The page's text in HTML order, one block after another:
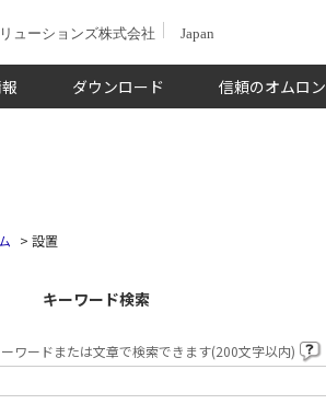
ューションズ株式会社 Japan
ダウンロード 信頼のオムロン
> 設置
キーワード検索
ワードまたは文章で検索できます(200文字以内)